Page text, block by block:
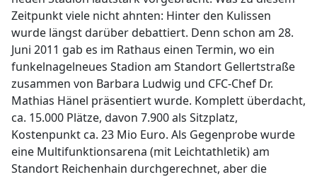
Zeitpunkt viele nicht ahnten: Hinter den Kulissen
wurde längst darüber debattiert. Denn schon am 28.
Juni 2011 gab es im Rathaus einen Termin, wo ein
funkelnagelneues Stadion am Standort Gellertstraße
zusammen von Barbara Ludwig und CFC-Chef Dr.
Mathias Hänel präsentiert wurde. Komplett überdacht,
ca. 15.000 Plätze, davon 7.900 als Sitzplatz,
Kostenpunkt ca. 23 Mio Euro. Als Gegenprobe wurde
eine Multifunktionsarena (mit Leichtathletik) am
Standort Reichenhain durchgerechnet, aber die